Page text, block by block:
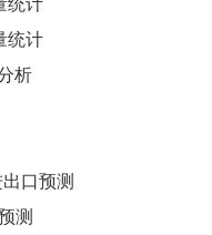
统计
析
口预测
测